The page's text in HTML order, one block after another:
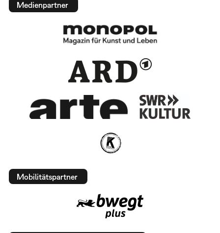
Medienpartner
Mobilitätspartner